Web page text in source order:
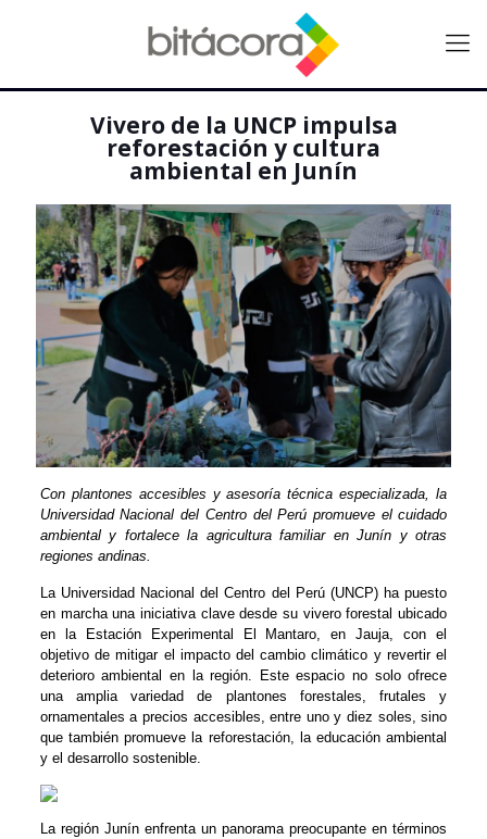
Vivero de la UNCP impulsa
reforestación y cultura
ambiental en Junín
Con plantones accesibles y asesoría técnica especializada, la
Universidad Nacional del Centro del Perú promueve el cuidado
ambiental y fortalece la agricultura familiar en Junín y otras
regiones andinas.
La Universidad Nacional del Centro del Perú (UNCP) ha puesto
en marcha una iniciativa clave desde su vivero forestal ubicado
en la Estación Experimental El Mantaro, en Jauja, con el
objetivo de mitigar el impacto del cambio climático y revertir el
deterioro ambiental en la región.
Este espacio no solo ofrece
una amplia variedad de plantones forestales, frutales y
ornamentales a precios accesibles, entre uno y diez soles, sino
que también promueve la reforestación, la educación ambiental
y el desarrollo sostenible.
La región Junín enfrenta un panorama preocupante en términos